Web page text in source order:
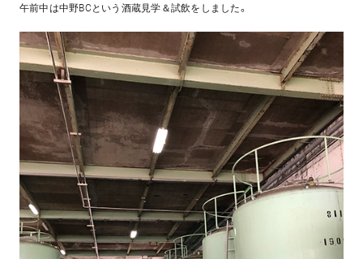
午前中は中野BCという酒蔵見学＆試飲をしました。